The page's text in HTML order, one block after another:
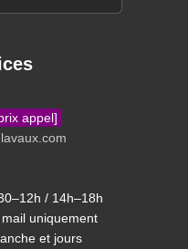
appel]
/ 14h–18h
uniquement
et jours